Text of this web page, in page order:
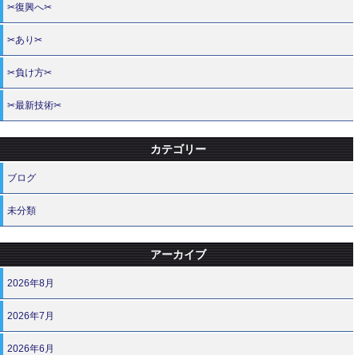
✂復興へ✂
✂あり✂
✂負け方✂
✂最新技術✂
カテゴリー
ブログ
未分類
アーカイブ
2026年8月
2026年7月
2026年6月